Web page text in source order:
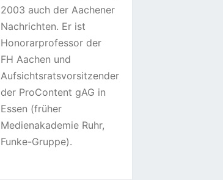
2003 auch der Aachener
Nachrichten. Er ist
Honorarprofessor der
FH Aachen und
Aufsichtsratsvorsitzender
der ProContent gAG in
Essen (früher
Medienakademie Ruhr,
Funke-Gruppe).